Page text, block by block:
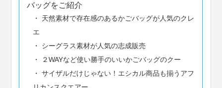
バッグをご紹介
天然素材で存在感のあるかごバッグが人気のクレ
エ
シーグラス素材が人気の志成販売
２WAYなど使い勝手のいいかごバッグのクー
サイザルだけじゃない！エシカル商品も揃うアフ